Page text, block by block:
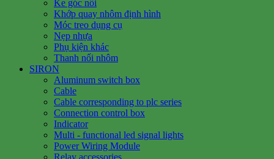
Ke góc nổi
Khớp quay nhôm định hình
Móc treo dụng cụ
Nẹp nhựa
Phụ kiện khác
Thanh nối nhôm
SIRON
Aluminum switch box
Cable
Cable corresponding to plc series
Connection control box
Indicator
Multi - functional led signal lights
Power Wiring Module
Relay accessories